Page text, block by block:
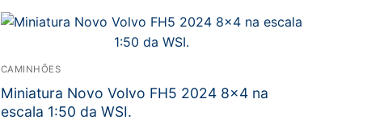
CAMINHÕES
Miniatura Novo Volvo FH5 2024 8×4 na
escala 1:50 da WSI.